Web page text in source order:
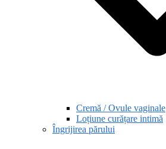
Cremă / Ovule vaginale
Loțiune curățare intimă
Îngrijirea părului